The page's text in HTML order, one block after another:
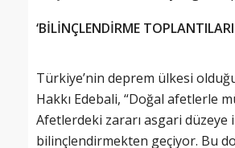
‘BİLİNÇLENDİRME
Türkiye’nin deprem ülkesi
Hakkı Edebali, “Doğal afetlerle
Afetlerdeki zararı asgari düzeye
bilinçlendirmekten geçiyor. Bu